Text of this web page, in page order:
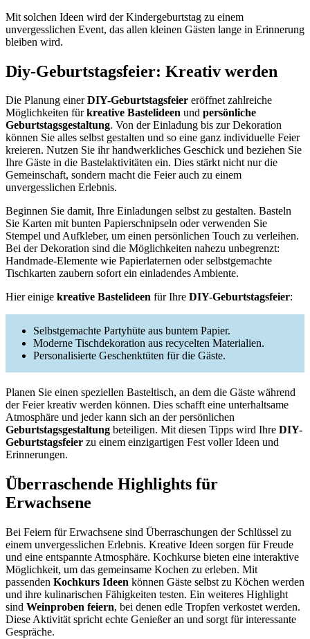
Mit solchen Ideen wird der Kindergeburtstag zu einem
unvergesslichen Event, das allen kleinen Gästen lange in Erinnerung
bleiben wird.
Diy-Geburtstagsfeier: Kreativ werden
Die Planung einerDIY-Geburtstagsfeier eröffnet zahlreiche
Möglichkeiten fürkreative Bastelideen und persönliche
Geburtstagsgestaltung. Von der Einladung bis zur Dekoration
können Sie alles selbst gestalten und so eine ganz individuelle Feier
kreieren. Nutzen Sie ihr handwerkliches Geschick und beziehen Sie
Ihre Gäste in die Bastelaktivitäten ein. Dies stärkt nicht nur die
Gemeinschaft, sondern macht die Feier auch zu einem
unvergesslichen Erlebnis.
Beginnen Sie damit, Ihre Einladungen selbst zu gestalten. Basteln
Sie Karten mit bunten Papierschnipseln oder verwenden Sie
Stempel und Aufkleber, um einen persönlichen Touch zu verleihen.
Bei der Dekoration sind die Möglichkeiten nahezu unbegrenzt:
Handmade-Elemente wie Papierlaternen oder selbstgemachte
Tischkarten zaubern sofort ein einladendes Ambiente.
Hier einige kreative Bastelideen für Ihre DIY-Geburtstagsfeier:
Selbstgemachte Partyhüte aus buntem Papier.
Moderne Tischdekoration aus recycelten Materialien.
Personalisierte Geschenktüten für die Gäste.
Planen Sie einen speziellen Basteltisch, an dem die Gäste während
der Feier kreativ werden können. Dies schafft eine unterhaltsame
Atmosphäre und jeder kann sich an der persönlichen
Geburtstagsgestaltung beteiligen. Mit diesen Tipps wird Ihre DIY-
Geburtstagsfeier zu einem einzigartigen Fest voller Ideen und
Erinnerungen.
Überraschende Highlights für
Erwachsene
Bei Feiern für Erwachsene sind Überraschungen der Schlüssel zu
einem unvergesslichen Erlebnis. Kreative Ideen sorgen für Freude
und eine entspannte Atmosphäre. Kochkurse bieten eine interaktive
Möglichkeit, um das gemeinsame Kochen zu erleben. Mit
passenden Kochkurs Ideen können Gäste selbst zu Köchen werden
und ihre kulinarischen Fähigkeiten testen. Ein weiteres Highlight
sind Weinproben feiern, bei denen edle Tropfen verkostet werden.
Diese Aktivität spricht echte Genießer an und sorgt für interessante
Gespräche.